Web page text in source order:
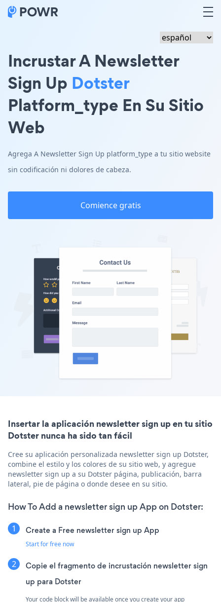
Incrustar A Newsletter
Sign Up Dotster
Platform_type En Su Sitio
Web
Agrega A Newsletter Sign Up platform_type a tu sitio website
sin codificación ni dolores de cabeza.
Comience gratis
Insertar la aplicación newsletter sign up en tu sitio
Dotster nunca ha sido tan fácil
Cree su aplicación personalizada newsletter sign up Dotster,
combine el estilo y los colores de su sitio web, y agregue
newsletter sign up a su Dotster página, publicación, barra
lateral, pie de página o donde desee en su sitio.
How To Add a newsletter sign up App on Dotster:
Create a Free newsletter sign up App
Start for free now
Copie el fragmento de incrustación newsletter sign
up para Dotster
Your code block will be available once you create your app